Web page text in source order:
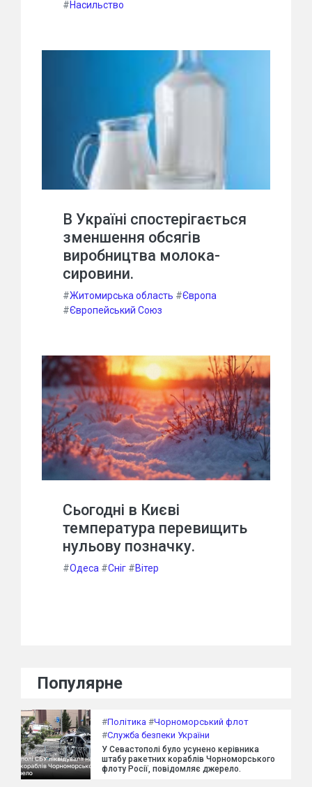
#Насильство
В Україні спостерігається
зменшення обсягів
виробництва молока-
сировини.
#Житомирська область #Європа
#Європейський Союз
Сьогодні в Києві
температура перевищить
нульову позначку.
#Одеса #Сніг #Вітер
Популярне
#Політика #Чорноморський флот
#Служба безпеки України
У Севастополі було усунено керівника
штабу ракетних кораблів Чорноморського
флоту Росії, повідомляє джерело.